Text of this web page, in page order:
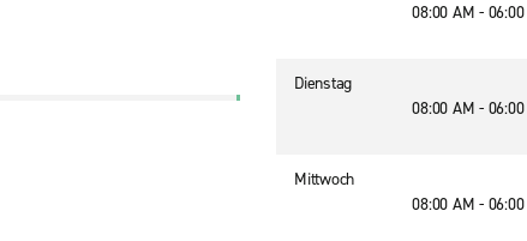
08:00 AM -
Dienstag
08:00 AM -
Mittwoch
08:00 AM -